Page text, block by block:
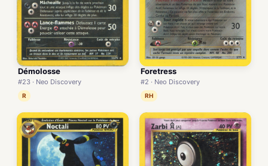
Démolosse
#23 · Neo Discovery
R
Foretress
#2 · Neo Discovery
RH